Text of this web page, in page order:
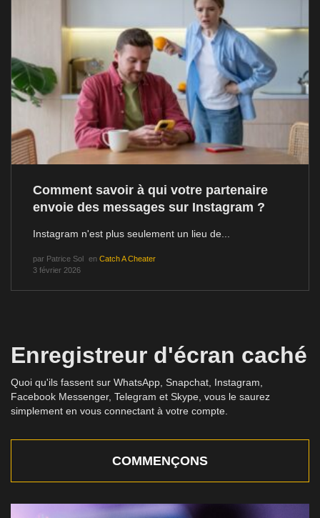
Comment savoir à qui votre partenaire
envoie des messages sur Instagram ?
Instagram n'est plus seulement un lieu de...
par Patrice Sol en Catch A Cheater
3 février 2026
Enregistreur d'écran caché
Quoi qu'ils fassent sur WhatsApp, Snapchat, Instagram,
Facebook Messenger, Telegram et Skype, vous le saurez
simplement en vous connectant à votre compte.
COMMENÇONS